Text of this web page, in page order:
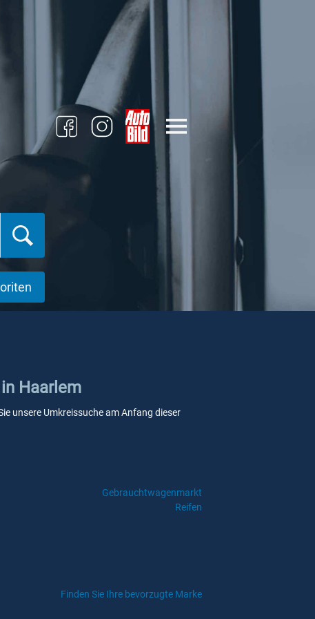
Haarlem
unsere Umkreissuche am Anfang dieser
Gebrauchtwagenmarkt
Reifen
Finden Sie Ihre bevorzugte Marke